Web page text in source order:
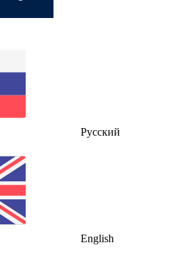
Русский
English